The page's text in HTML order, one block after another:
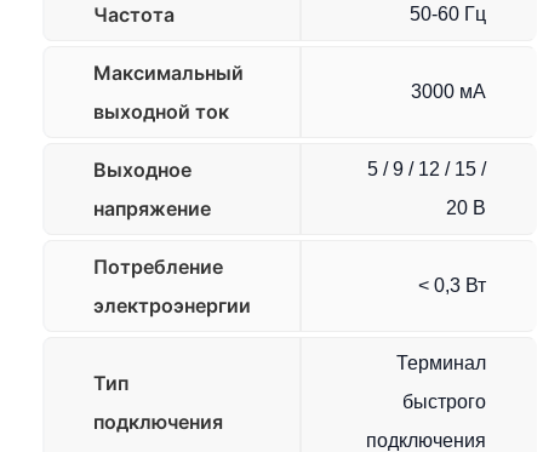
Частота 50-60 Гц
Максимальный
выходной ток
3000 мА
Выходное
напряжение
5 / 9 / 12 / 15 /
20 В
Потребление
электроэнергии
< 0,3 Вт
Тип
подключения
Терминал
быстрого
подключения